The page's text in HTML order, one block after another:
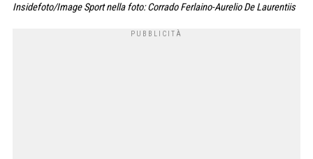
Insidefoto/Image Sport nella foto: Corrado Ferlaino-Aurelio De Laurentiis